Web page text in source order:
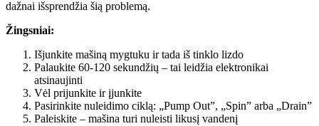
dažnai išsprendžia šią problemą.
Žingsniai:
Išjunkite mašiną mygtuku ir tada iš tinklo lizdo
Palaukite 60-120 sekundžių – tai leidžia elektronikai
atsinaujinti
Vėl prijunkite ir įjunkite
Pasirinkite nuleidimo ciklą: „Pump Out”, „Spin” arba „Drain”
Paleiskite – mašina turi nuleisti likusį vandenį